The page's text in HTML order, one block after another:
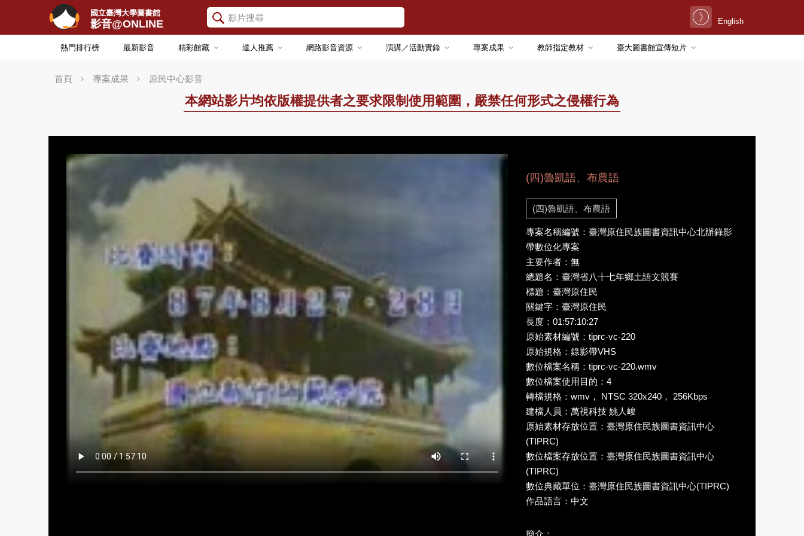
國立臺灣大學圖書館
影音@ONLINE English
熱門排行榜 最新影音 精彩館藏 達人推薦 網路影音資源 演講／活動實錄 專案成果 教師指定教材 臺大圖書館宣傳短片
首頁 專案成果 原民中心影音
本網站影片均依版權提供者之要求限制使用範圍，嚴禁任何形式之侵權行為
(四)魯凱語、布農語
(四)魯凱語、布農語
專案名稱編號：臺灣原住民族圖書資訊中心北辦錄影
帶數位化專案
主要作者：無
總題名：臺灣省八十七年鄉土語文競賽
標題：臺灣原住民
關鍵字：臺灣原住民
長度：01:57:10:27
原始素材編號：tiprc-vc-220
原始規格：錄影帶VHS
數位檔案名稱：tiprc-vc-220.wmv
數位檔案使用目的：4
轉檔規格：wmv， NTSC 320x240， 256Kbps
建檔人員：萬視科技 姚人峻
原始素材存放位置：臺灣原住民族圖書資訊中心
(TIPRC)
數位檔案存放位置：臺灣原住民族圖書資訊中心
(TIPRC)
數位典藏單位：臺灣原住民族圖書資訊中心(TIPRC)
作品語言：中文
簡介：